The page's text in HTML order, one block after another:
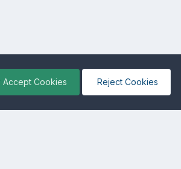
Accept Cookies Reject Cookies